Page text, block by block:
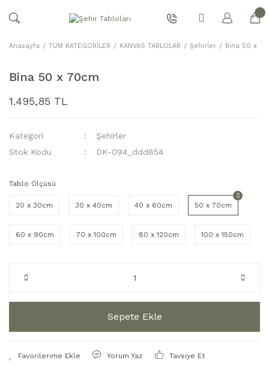
Anasayfa TÜM KATEGORİLER KANVAS TABLOLAR Şehirler Bina 50 x
Bina 50 x 70cm
1.495,85 TL
Kategori
Şehirler
Stok Kodu
DK-094_ddd854
Tablo Ölçüsü
20 x 30cm 30 x 40cm 40 x 60cm 50 x 70cm
60 x 90cm 70 x 100cm 80 x 120cm 100 x 150cm
Sepete Ekle
Yorum Yaz Tavsiye Et